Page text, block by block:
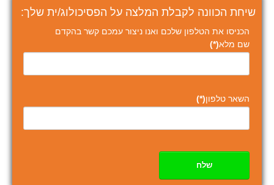
שיחת הכוונה לקבלת המלצה על הפסיכולוג/ית שלך:
הכניסו את הטלפון שלכם ואנו ניצור עמכם קשר בהקדם
שם מלא(*)
השאר טלפון(*)
שלח